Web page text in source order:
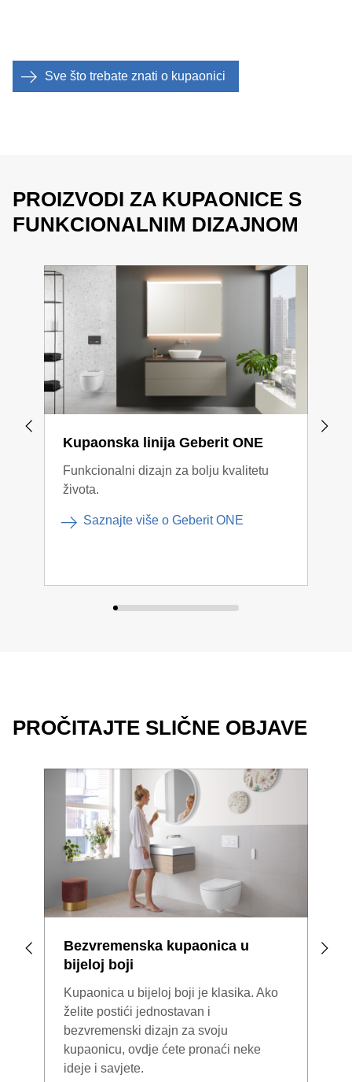
Sve što trebate znati o kupaonici
PROIZVODI ZA KUPAONICE S
FUNKCIONALNIM DIZAJNOM
Kupaonska linija Geberit ONE
Funkcionalni dizajn za bolju kvalitetu
života.
Saznajte više o Geberit ONE
PROČITAJTE SLIČNE OBJAVE
Bezvremenska kupaonica u
bijeloj boji
Kupaonica u bijeloj boji je klasika. Ako
želite postići jednostavan i
bezvremenski dizajn za svoju
kupaonicu, ovdje ćete pronaći neke
ideje i savjete.